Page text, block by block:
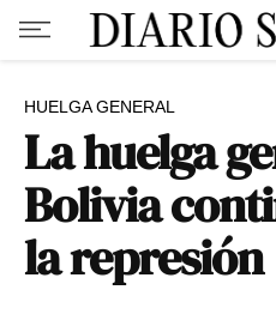
HUELGA GENERAL
La huelga
Bolivia
la represión